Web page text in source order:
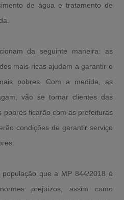
de água e tratamento de
da seguinte maneira: as
mais ricas ajudam a garantir o
pobres. Com a medida, as
vão se tornar clientes das
pobres ficarão com as prefeituras
condições de garantir serviço
que a MP 844/2018 é
prejuízos, assim como